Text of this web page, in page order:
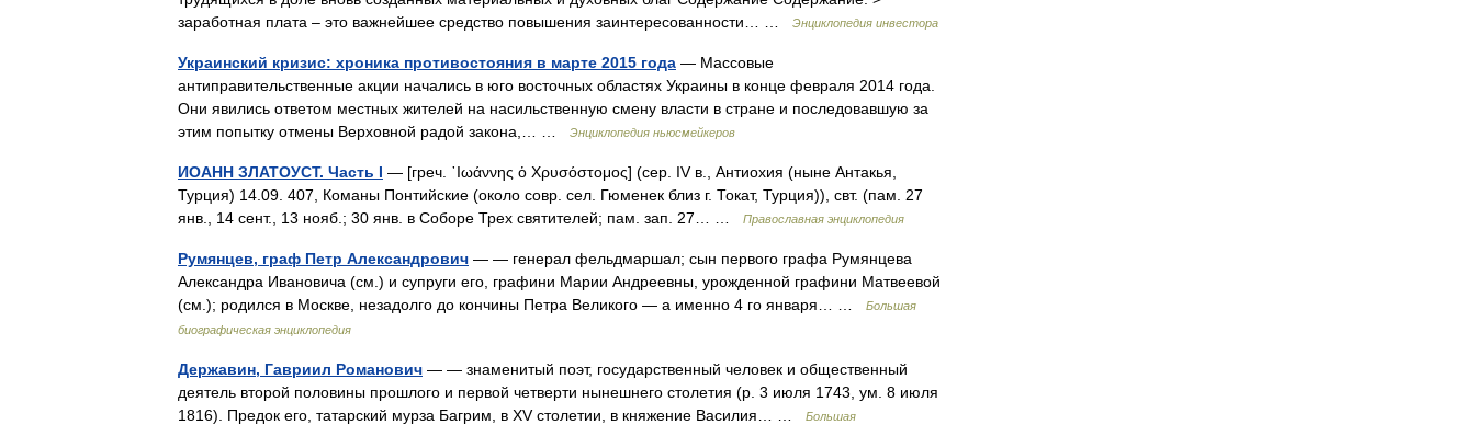
заработная плата – это важнейшее средство повышения заинтересованности… …
Энциклопедия инвестора
Украинский кризис: хроника противостояния в марте 2015 года — Массовые
антиправительственные акции начались в юго восточных областях Украины в конце февраля 2014 года.
Они явились ответом местных жителей на насильственную смену власти в стране и последовавшую за
этим попытку отмены Верховной радой закона,… …
Энциклопедия ньюсмейкеров
ИОАНН ЗЛАТОУСТ. Часть I — [греч. ᾿Ιωάννης ὁ Χρυσόστομος] (сер. IV в., Антиохия (ныне Антакья,
Турция) 14.09. 407, Команы Понтийские (около совр. сел. Гюменек близ г. Токат, Турция)), свт. (пам. 27
янв., 14 сент., 13 нояб.; 30 янв. в Соборе Трех святителей; пам. зап. 27… …
Православная энциклопедия
Румянцев, граф Петр Александрович — — генерал фельдмаршал; сын первого графа Румянцева
Александра Ивановича (см.) и супруги его, графини Марии Андреевны, урожденной графини Матвеевой
(см.); родился в Москве, незадолго до кончины Петра Великого — а именно 4 го января… …
Большая
биографическая энциклопедия
Державин, Гавриил Романович — — знаменитый поэт, государственный человек и общественный
деятель второй половины прошлого и первой четверти нынешнего столетия (р. 3 июля 1743, ум. 8 июля
1816). Предок его, татарский мурза Багрим, в ХV столетии, в княжение Василия… …
Большая